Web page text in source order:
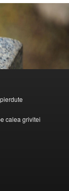
calea grivitei